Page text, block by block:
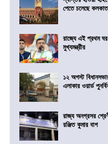
পেতে চলেছে
রাজ্যে এই প্রথম ঘর
মুখ্যমন্ত্রীর
১২ অগস্ট
এলাকার ওয়ার্ড
রাজ্য অনগ্রসর
রঞ্জিত কুমার বাগ